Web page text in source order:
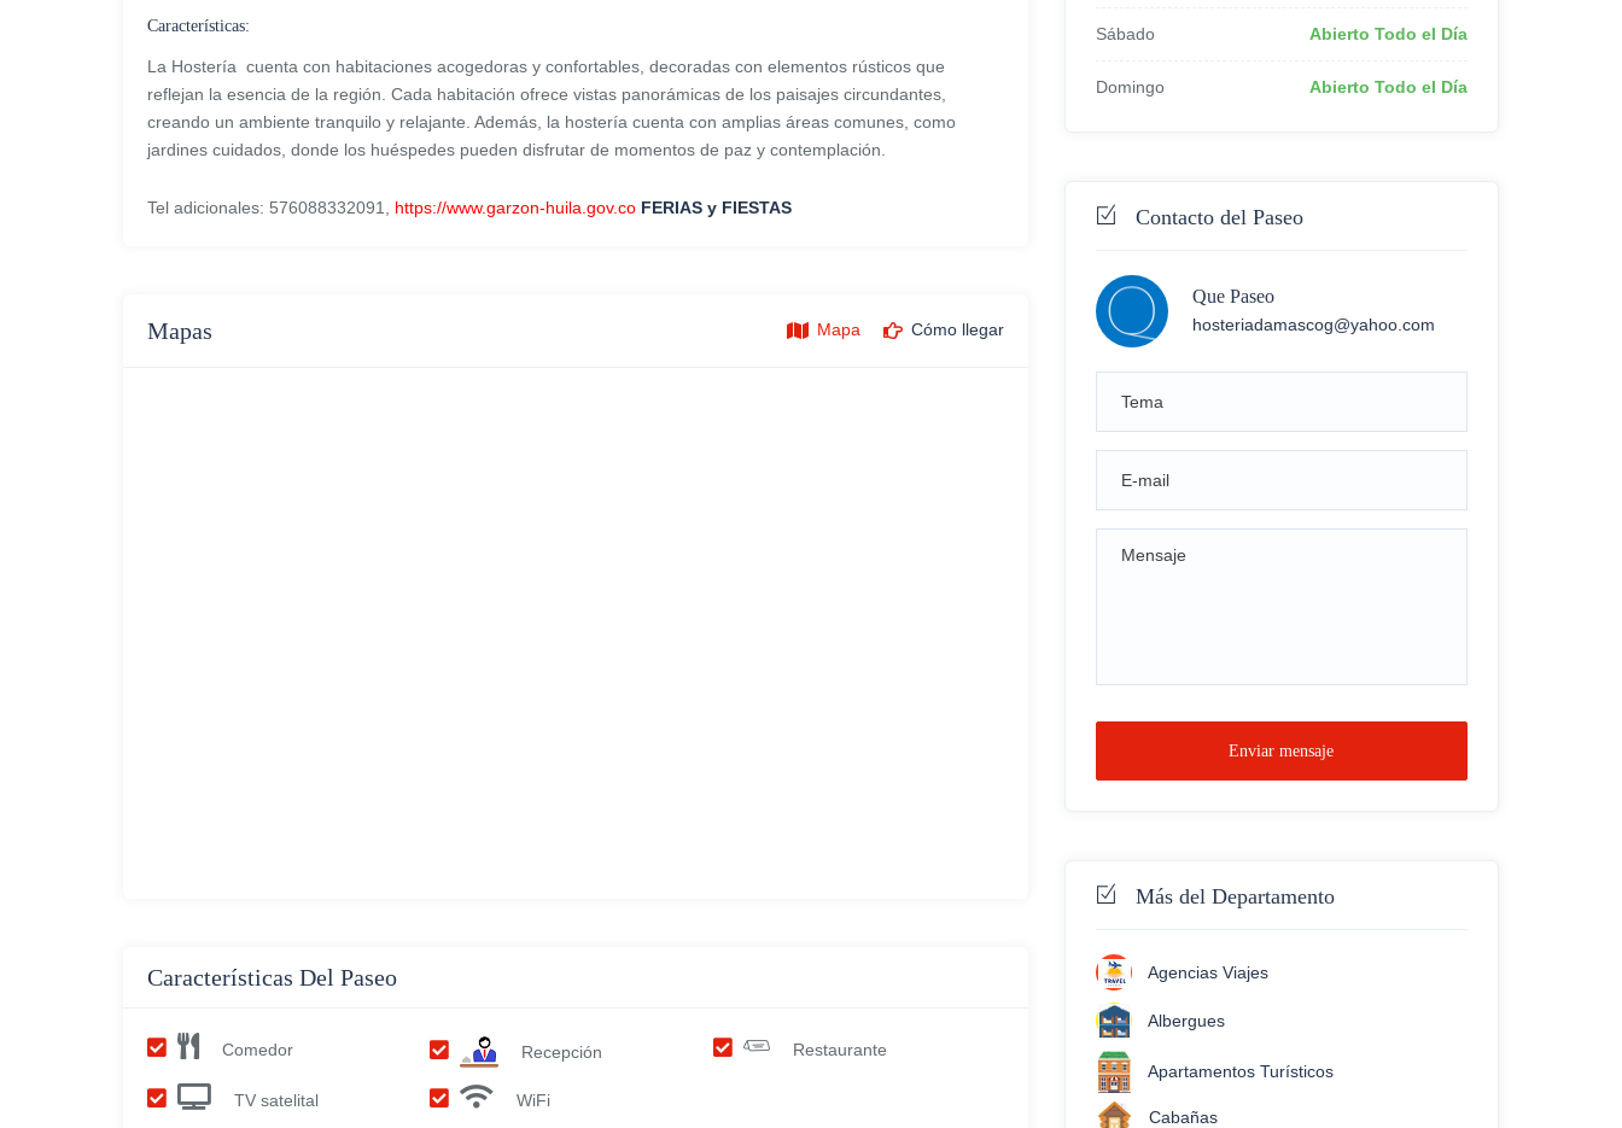
Características:
La Hostería cuenta con habitaciones acogedoras y confortables, decoradas con elementos rústicos que
reflejan la esencia de la región. Cada habitación ofrece vistas panorámicas de los paisajes circundantes,
creando un ambiente tranquilo y relajante. Además, la hostería cuenta con amplias áreas comunes, como
jardines cuidados, donde los huéspedes pueden disfrutar de momentos de paz y contemplación.
Tel adicionales: 576088332091, https://www.garzon-huila.gov.co FERIAS y FIESTAS
Mapas Mapa Cómo llegar
Características Del Paseo
Comedor Recepción Restaurante
TV satelital WiFi
Sábado Abierto Todo el Día
Domingo Abierto Todo el Día
Contacto del Paseo
Que Paseo
hosteriadamascog@yahoo.com
Enviar mensaje
Más del Departamento
Agencias Viajes
Albergues
Apartamentos Turísticos
Cabañas